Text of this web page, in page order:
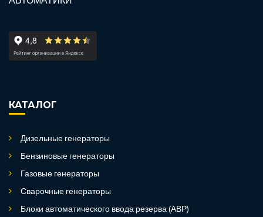
КАТАЛОГ
Дизельные генераторы
Бензиновые генераторы
Газовые генераторы
Сварочные генераторы
Блоки автоматического ввода резерва (АВР)